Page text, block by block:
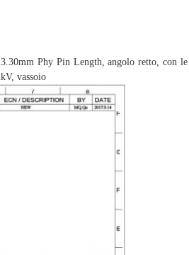
Phy Pin Length, angolo retto, con
vassoio